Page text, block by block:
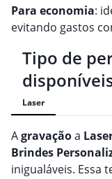
Para economia:
evitando gastos
Tipo de
Laser
Agravaçãoa
Brindes
inigualáveis. Essa